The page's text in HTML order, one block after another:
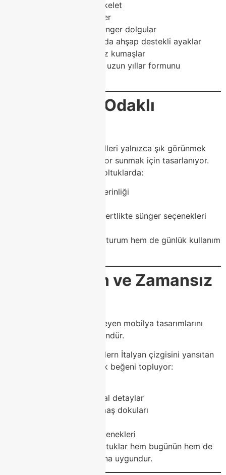
Fırınlanmış gürgen iskelet
Yüksek dansite sünger
Çökme yapmayan sünger dolgular
Paslanmaz metal ya da ahşap destekli ayaklar
Silinebilir, leke tutmaz kumaşlar
kullanılır. Bu da koltukların uzun yıllar formunu
3. Konfor Odaklı
Modoko’daki koltuk modelleri yalnızca şık görünmek
için değil, maksimum konfor sunmak için tasarlanıyor.
Class Home’un sunduğu koltuklarda:
Ergonomik oturum derinliği
Yumuşak veya orta sertlikte sünger seçenekleri
bulunur. Hem uzun süreli oturum hem de günlük kullanım
4. Modern ve Zamansız
Modoko’da trendleri belirleyen mobilya tasarımlarını
bulmak her zaman mümkündür.
Class Home, özellikle modern İtalyan çizgisini yansıtan
koltuk tasarımlarıyla büyük beğeni topluyor:
Gold veya siyah metal detaylar
Sade ve modern kumaş dokuları
Modüler kullanım seçenekleri
Bu özellikler sayesinde koltuklar hem bugünün hem de
geleceğin tasarım anlayışına uygundur.